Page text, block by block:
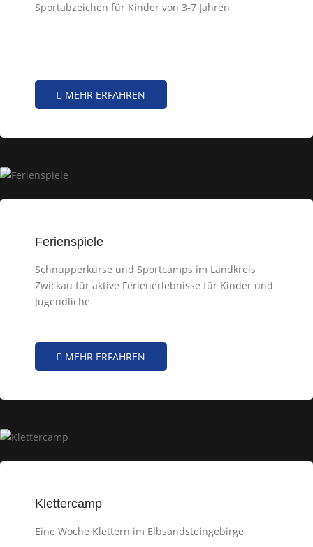
Sportabzeichen für Kinder von 3-7 Jahren
MEHR ERFAHREN
Ferienspiele
Schnupperkurse und Sportcamps im Landkreis
Zwickau für aktive Ferienerlebnisse für Kinder und
Jugendliche
MEHR ERFAHREN
Klettercamp
Eine Woche Klettern im Elbsandsteingebirge